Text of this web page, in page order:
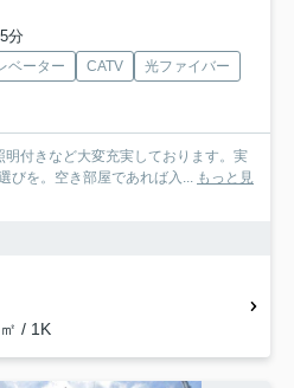
分
ベーター CATV
光ファイバー
付きなど大変充実しております。実
びを。空き部屋であれば入... もっと見
/ 1K